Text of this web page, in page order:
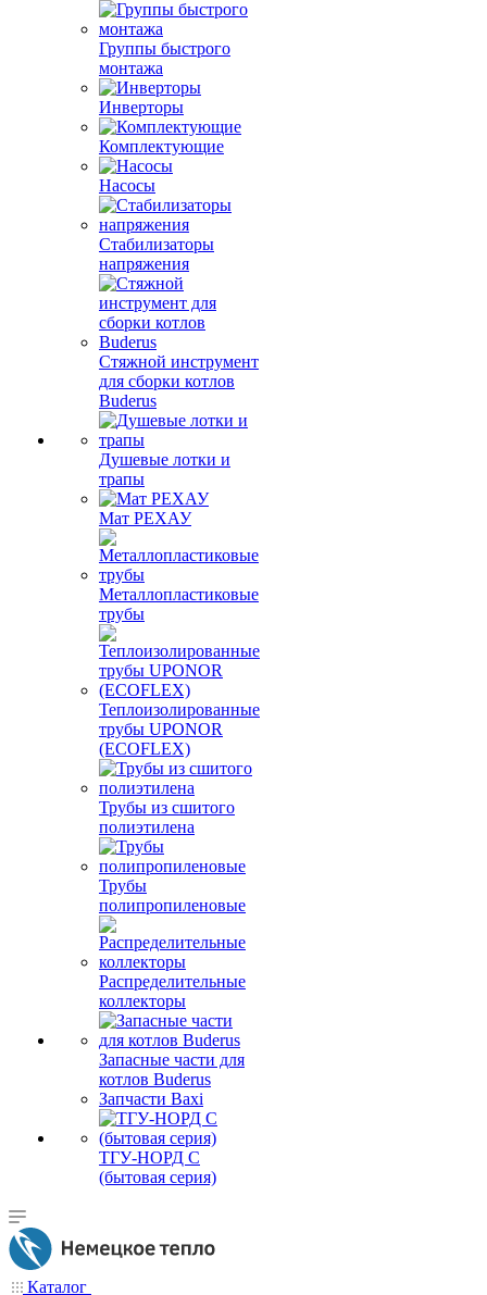
Группы быстрого
монтажа
Инверторы
Комплектующие
Насосы
Стабилизаторы
напряжения
Стяжной инструмент
для сборки котлов
Buderus
Душевые лотки и
трапы
Мат РЕХАУ
Металлопластиковые
трубы
Теплоизолированные
трубы UPONOR
(ECOFLEX)
Трубы из сшитого
полиэтилена
Трубы
полипропиленовые
Распределительные
коллекторы
Запасные части для
котлов Buderus
Запчасти Baxi
ТГУ-НОРД С
(бытовая серия)
Каталог